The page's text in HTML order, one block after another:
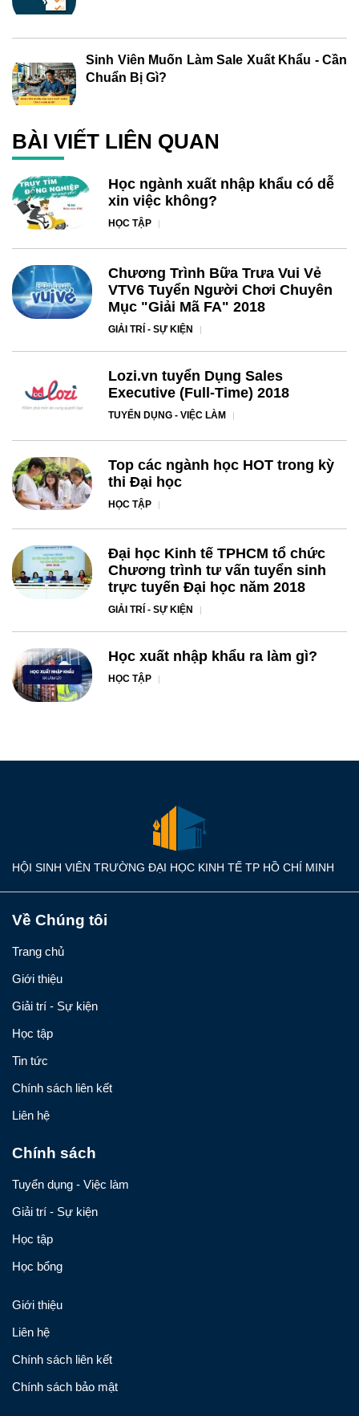
Sinh Viên Muốn Làm Sale Xuất Khẩu - Cần
Chuẩn Bị Gì?
BÀI VIẾT LIÊN QUAN
Học ngành xuất nhập khẩu có dễ
xin việc không?
HỌC TẬP
Chương Trình Bữa Trưa Vui Vẻ
VTV6 Tuyển Người Chơi Chuyên
Mục "Giải Mã FA" 2018
GIẢI TRÍ - SỰ KIỆN
Lozi.vn tuyển Dụng Sales
Executive (Full-Time) 2018
TUYỂN DỤNG - VIỆC LÀM
Top các ngành học HOT trong kỳ
thi Đại học
HỌC TẬP
Đại học Kinh tế TPHCM tổ chức
Chương trình tư vấn tuyển sinh
trực tuyến Đại học năm 2018
GIẢI TRÍ - SỰ KIỆN
Học xuất nhập khẩu ra làm gì?
HỌC TẬP
HỘI SINH VIÊN TRƯỜNG ĐẠI HỌC KINH TẾ TP HỒ CHÍ MINH
Về Chúng tôi
Trang chủ
Giới thiệu
Giải trí - Sự kiện
Học tập
Tin tức
Chính sách liên kết
Liên hệ
Chính sách
Tuyển dụng - Việc làm
Giải trí - Sự kiện
Học tập
Học bổng
Giới thiệu
Liên hệ
Chính sách liên kết
Chính sách bảo mật